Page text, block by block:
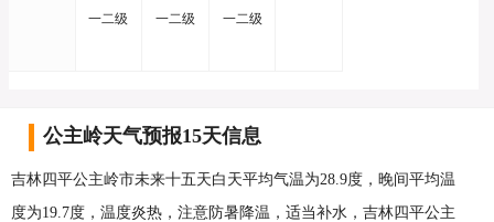
一二级
一二级
一二级
公主岭天气预报15天信息
吉林四平公主岭市未来十五天白天平均气温为28.9度，晚间平均温
度为19.7度，温度炎热，注意防暑降温，适当补水，吉林四平公主